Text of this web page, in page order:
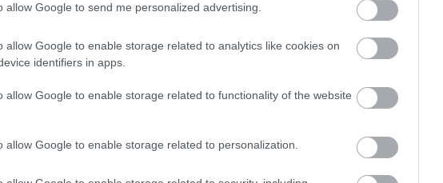
allow Google to send me personalized advertising.
allow Google to enable storage related to analytics like cookies on
identifiers in apps.
allow Google to enable storage related to functionality of the website
allow Google to enable storage related to personalization.
nå, sier han.
sier Sofienlund dette:
å prate med media etterpå, hun ville bare ut av stadion, få
man reiser som et lag og at man da bør være en del av det.